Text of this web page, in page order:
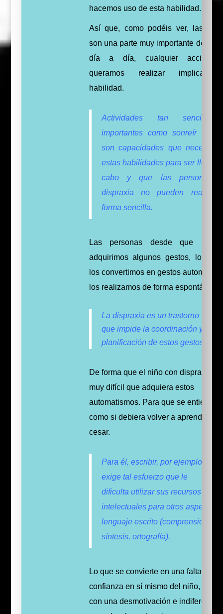
hacemos uso de esta habilidad.
Así que, como podéis ver, las
son una parte muy importante de
día a día, cualquier acción
queramos realizar implica
habilidad.
Actividades tan
importantes como sonreír o
son capacidades que necesitan
estas habilidades para ser
cabo y que las personas
dispraxia no pueden realizar
forma sencilla.
Las personas desde que
adquirimos algunos gestos, los
los convertimos en gestos
los realizamos de forma espontánea.
La dispraxia es un trastorno
que impide la coordinación y la
planificación de estos gestos.
De forma que el niño con dispraxia es
muy difícil que adquiera estos
automatismos. Para quese entienda,
como si debiera volver a aprenderlos
cesar.
Para él, escribir, por ejemplo, le
exige tal esfuerzo que le
dificulta utilizar sus recursos
intelectuales para otros aspectos
lenguaje escrito (comprensión,
síntesis, ortografía).
Lo que se convierte en una falta de
confianza en sí mismo del niño, junto
con una desmotivación e indiferencia